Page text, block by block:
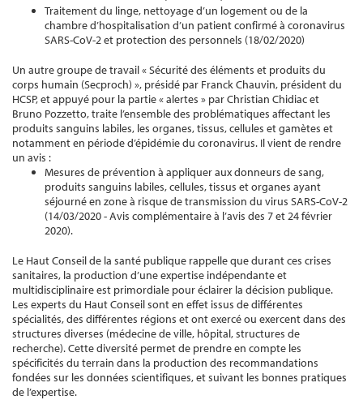
Traitement du linge, nettoyage d’un logement ou de la
chambre d’hospitalisation d’un patient confirmé à coronavirus
SARS-CoV-2 et protection des personnels (18/02/2020)
Un autre groupe de travail « Sécurité des éléments et produits du
corps humain (Secproch) », présidé par Franck Chauvin, président du
HCSP, et appuyé pour la partie « alertes » par Christian Chidiac et
Bruno Pozzetto, traite l’ensemble des problématiques affectant les
produits sanguins labiles, les organes, tissus, cellules et gamètes et
notamment en période d’épidémie du coronavirus. Il vient de rendre
un avis :
Mesures de prévention à appliquer aux donneurs de sang,
produits sanguins labiles, cellules, tissus et organes ayant
séjourné en zone à risque de transmission du virus SARS-CoV-2
(14/03/2020 - Avis complémentaire à l’avis des 7 et 24 février
2020).
Le Haut Conseil de la santé publique rappelle que durant ces crises
sanitaires, la production d’une expertise indépendante et
multidisciplinaire est primordiale pour éclairer la décision publique.
Les experts du Haut Conseil sont en effet issus de différentes
spécialités, des différentes régions et ont exercé ou exercent dans des
structures diverses (médecine de ville, hôpital, structures de
recherche). Cette diversité permet de prendre en compte les
spécificités du terrain dans la production des recommandations
fondées sur les données scientifiques, et suivant les bonnes pratiques
de l’expertise.